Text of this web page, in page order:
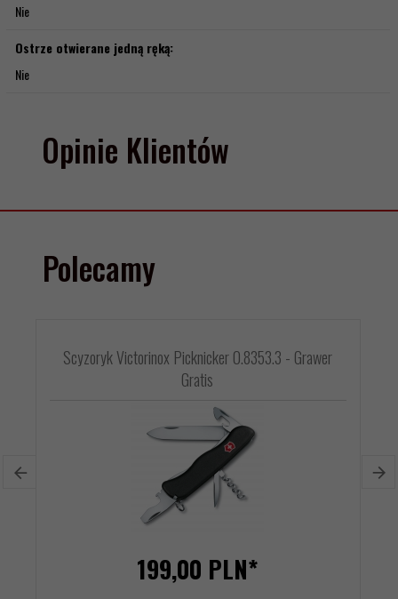
Nie
Ostrze otwierane jedną ręką:
Nie
Opinie Klientów
Polecamy
Scyzoryk Victorinox Picknicker 0.8353.3 - Grawer
Gratis
199,00 PLN*